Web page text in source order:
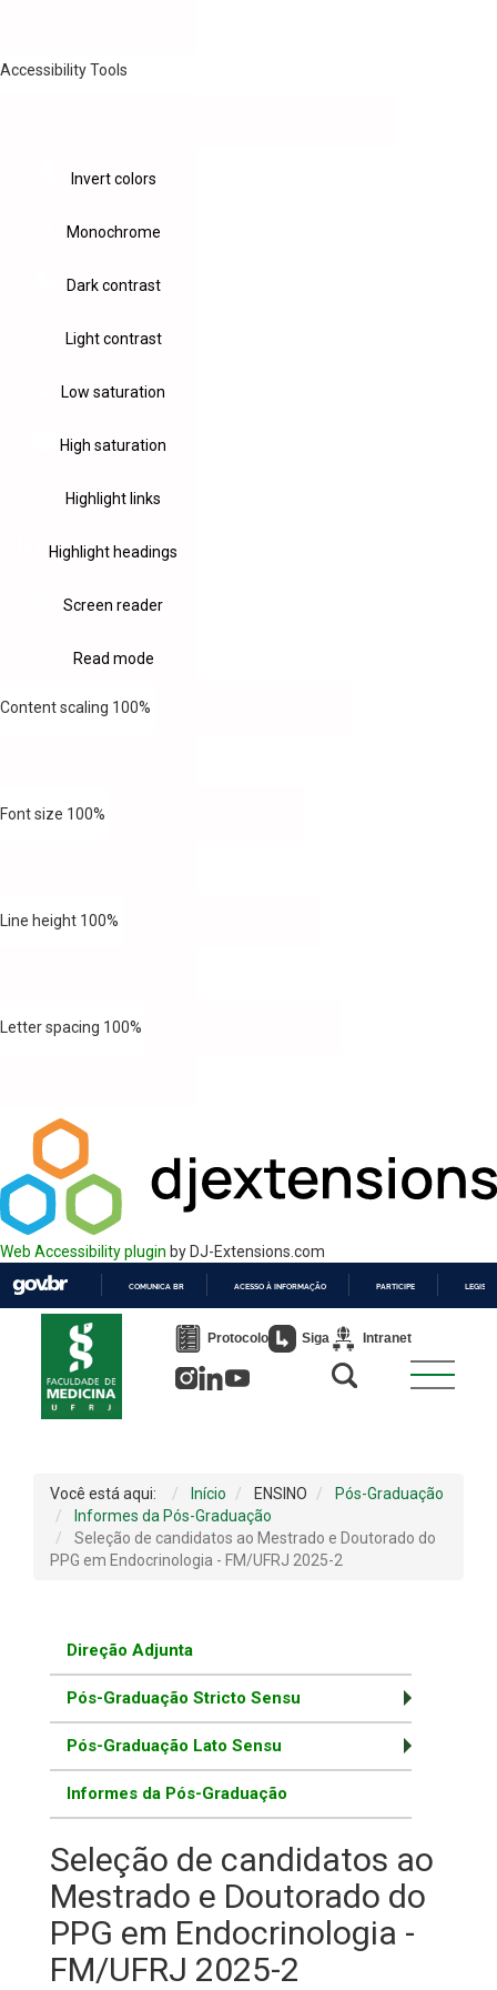
Accessibility Tools
Invert colors
Monochrome
Dark contrast
Light contrast
Low saturation
High saturation
Highlight links
Highlight headings
Screen reader
Read mode
Content scaling 100%
Font size 100%
Line height 100%
Letter spacing 100%
Web Accessibility plugin by DJ-Extensions.com
PARA
COMUNICA BR ACESSO À INFORMAÇÃO PARTICIPE
Protocolo Siga Intranet
Você está aqui: Início ENSINO
Pós-Graduação
Informes da Pós-Graduação
Seleção de candidatos ao Mestrado e Doutorado do
PPG em Endocrinologia - FM/UFRJ 2025-2
Direção Adjunta
Pós-Graduação Stricto Sensu
Pós-Graduação Lato Sensu
Informes da Pós-Graduação
Seleção de candidatos ao
Mestrado e Doutorado do
PPG em Endocrinologia -
FM/UFRJ 2025-2